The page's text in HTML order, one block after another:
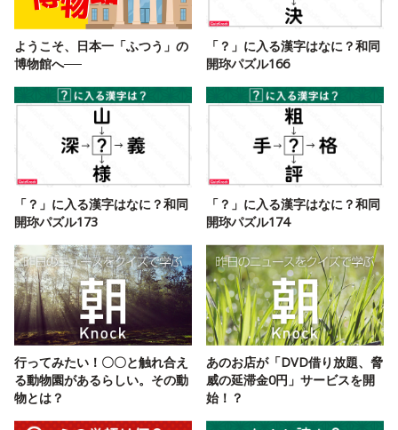
ようこそ、日本一「ふつう」の
博物館へ──
「？」に入る漢字はなに？和同
開珎パズル166
「？」に入る漢字はなに？和同
開珎パズル173
「？」に入る漢字はなに？和同
開珎パズル174
行ってみたい！〇〇と触れ合え
る動物園があるらしい。その動
物とは？
あのお店が「DVD借り放題、脅
威の延滞金0円」サービスを開
始！？